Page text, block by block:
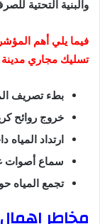
والبنية التحتية
فيما يلي أهم
تسليك مجاري مدينة
بطء تصريف
خروج روائح
ارتداد
سماع أصوات
تجمع المياه